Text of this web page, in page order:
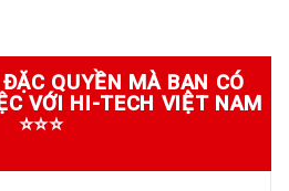
ĐẶC QUYỀN MÀ BẠN CÓ
VỚI HI-TECH VIỆT NAM
⭐⭐⭐